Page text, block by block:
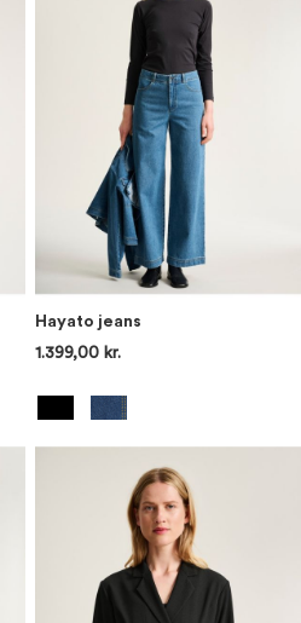
Hayato jeans
1.399,00 kr.